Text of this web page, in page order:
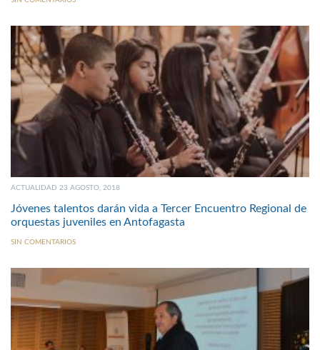
ACTUALIDAD 23 AGOSTO, 2018
Jóvenes talentos darán vida a Tercer Encuentro Regional de
orquestas juveniles en Antofagasta
SIN COMENTARIOS